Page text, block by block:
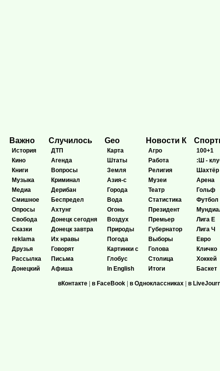
Важно
История
Кино
Книги
Музыка
Медиа
Смишное
Опросы
Свобода
Сказки
reklama
Друзья
Рассылка
Донецкий
Случилось
ДТП
Агенда
Вопросы
Криминал
Дерибан
Беспредел
Ахтунг
Донецк сегодня
Донецк завтра
Их нравы
Говорят
Письма
Афиша
Geo
Карта
Штаты
Земля
Азия-с
Города
Вода
Огонь
Воздух
Природы
Погода
Картинки с
Глобус
In English
Новости К
Агро
Работа
Религия
Музеи
Театр
Статистика
Президент
Премьер
Губернатор
Выборы
Голова
Столица
Итоги
100+1
:Ш -
Шахтёр
Арена
Гольф
Футбол
Лига Е
Лига Ч
Евро
Кличко
Хоккей
Баскет
вКонтакте | в FaceBook | в Одноклассниках | в